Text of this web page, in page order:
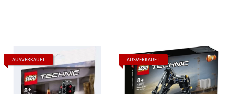
AUSVERKAUFT AUSVERKAUFT